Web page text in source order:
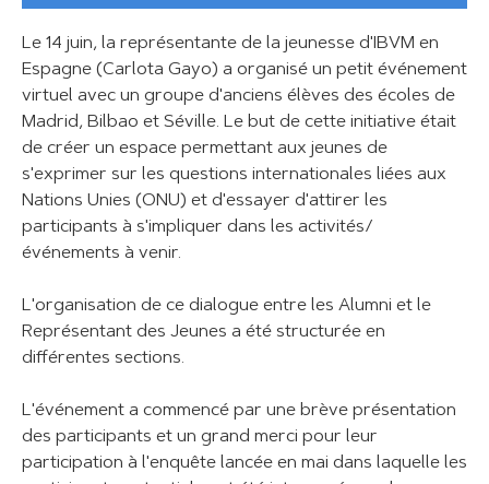
Le 14 juin, la représentante de la jeunesse d'IBVM en
Espagne (Carlota Gayo) a organisé un petit événement
virtuel avec un groupe d'anciens élèves des écoles de
Madrid, Bilbao et Séville. Le but de cette initiative était
de créer un espace permettant aux jeunes de
s'exprimer sur les questions internationales liées aux
Nations Unies (ONU) et d'essayer d'attirer les
participants à s'impliquer dans les activités/
événements à venir.
L'organisation de ce dialogue entre les Alumni et le
Représentant des Jeunes a été structurée en
différentes sections.
L'événement a commencé par une brève présentation
des participants et un grand merci pour leur
participation à l'enquête lancée en mai dans laquelle les